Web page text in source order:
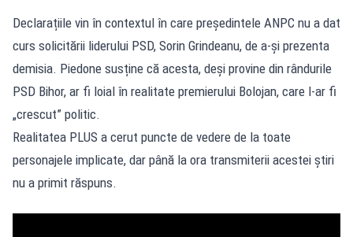
Declarațiile vin în contextul în care președintele ANPC nu a dat
curs solicitării liderului PSD, Sorin Grindeanu, de a-și prezenta
demisia. Piedone susține că acesta, deși provine din rândurile
PSD Bihor, ar fi loial în realitate premierului Bolojan, care l-ar fi
„crescut” politic.
Realitatea PLUS a cerut puncte de vedere de la toate
personajele implicate, dar până la ora transmiterii acestei știri
nu a primit răspuns.